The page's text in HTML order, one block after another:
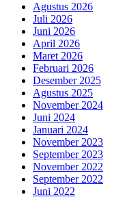
Agustus 2026
Juli 2026
Juni 2026
April 2026
Maret 2026
Februari 2026
Desember 2025
Agustus 2025
November 2024
Juni 2024
Januari 2024
November 2023
September 2023
November 2022
September 2022
Juni 2022